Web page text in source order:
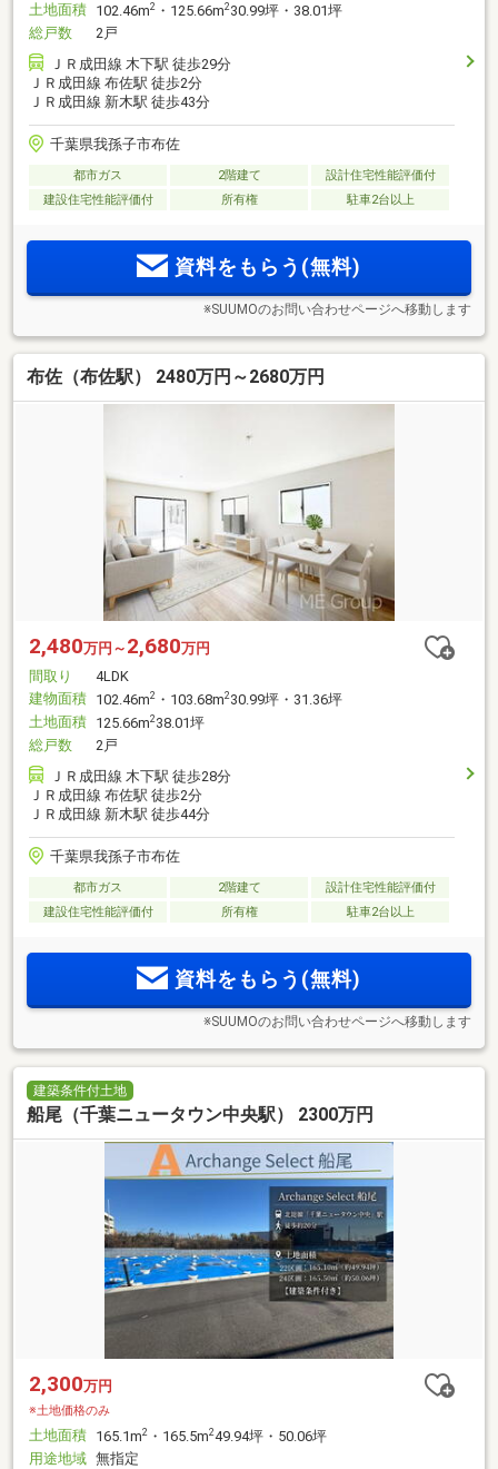
土地面積 102.46m2 ・125.66m2 30.99坪・38.01坪
総戸数
2戸
ＪＲ成田線 木下駅 徒歩29分
ＪＲ成田線 布佐駅 徒歩2分
ＪＲ成田線 新木駅 徒歩43分
千葉県我孫子市布佐
都市ガス 2階建て
設計住宅性能評価付
建設住宅性能評価付
所有権 駐車2台以上
資料をもらう(無料)
※SUUMOのお問い合わせページへ移動します
布佐（布佐駅） 2480万円～2680万円
2,480万円～ 2,680万円
間取り
4LDK
建物面積 102.46m2 ・103.68m230.99坪・31.36坪
土地面積 125.66m238.01坪
総戸数
2戸
ＪＲ成田線 木下駅 徒歩28分
ＪＲ成田線 布佐駅 徒歩2分
ＪＲ成田線 新木駅 徒歩44分
千葉県我孫子市布佐
都市ガス 2階建て
設計住宅性能評価付
建設住宅性能評価付
所有権 駐車2台以上
資料をもらう(無料)
※SUUMOのお問い合わせページへ移動します
建築条件付土地
船尾（千葉ニュータウン中央駅） 2300万円
2,300万円
※土地価格のみ
土地面積 165.1m2 ・165.5m249.94坪・50.06坪
用途地域 無指定